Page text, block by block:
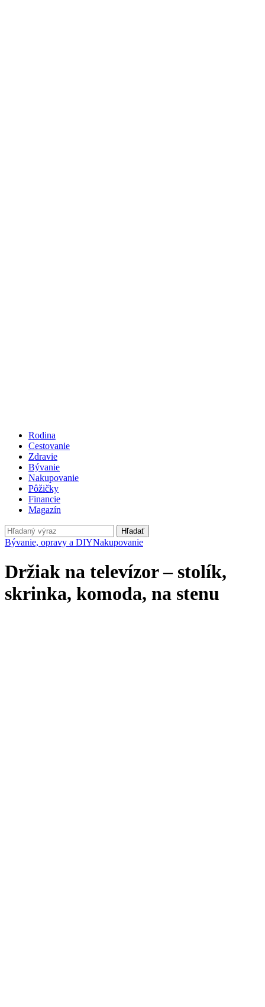
Rodina
Cestovanie
Zdravie
Bývanie
Nakupovanie
Pôžičky
Financie
Magazín
Hľadať
Bývanie, opravy a DIYNakupovanie
Držiak na televízor – stolík,
skrinka, komoda, na stenu